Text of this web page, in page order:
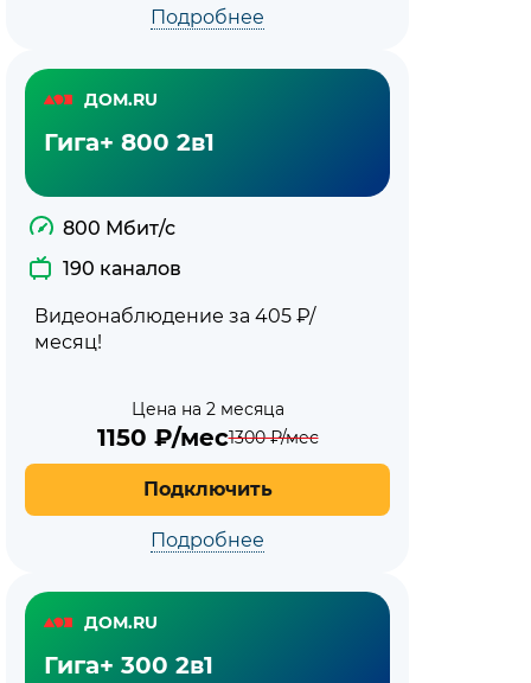
Подробнее
ДОМ.RU
Гига+ 800 2в1
800 Мбит/с
190 каналов
Видеонаблюдение за 405 ₽/
месяц!
Цена на 2 месяца
1150 ₽/мес1300₽/мес
Подключить
Подробнее
ДОМ.RU
Гига+ 300 2в1